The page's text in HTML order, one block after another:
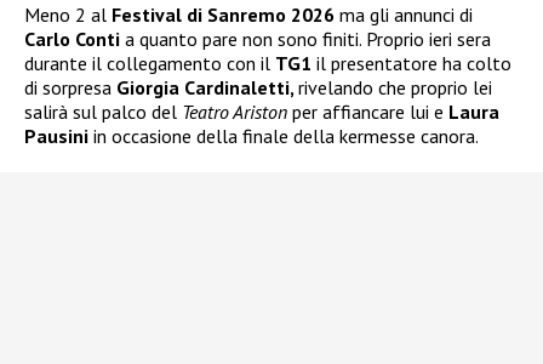
Meno 2 al Festival di Sanremo 2026 ma gli annunci di
Carlo Conti a quanto pare non sono finiti. Proprio ieri sera
durante il collegamento con il TG1 il presentatore ha colto
di sorpresa Giorgia Cardinaletti, rivelando che proprio lei
salirà sul palco del Teatro Ariston per affiancare lui e Laura
Pausini in occasione della finale della kermesse canora.